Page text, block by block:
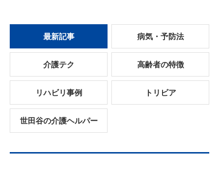
最新記事 病気・予防法
介護テク 高齢者の特徴
リハビリ事例 トリビア
世田谷の介護ヘルパー